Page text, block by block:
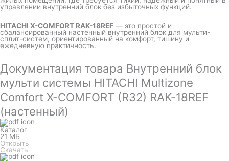
управлении внутренний блок без избыточных функций.
HITACHI X-COMFORT RAK-18REF — это простой и
сбалансированный настенный внутренний блок для мульти-
сплит-систем, ориентированный на комфорт, тишину и
ежедневную практичность.
Документация товара Внутренний блок
мульти системы HITACHI Multizone
Comfort X-COMFORT (R32) RAK-18REF
(настенный)
Каталог
21 МБ
Открыть
Скачать